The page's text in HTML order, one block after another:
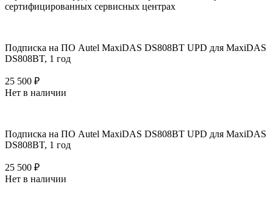
сертифицированных сервисных центрах
Подписка на ПО Autel MaxiDAS DS808BT UPD для MaxiDAS
DS808BT, 1 год
25 500 ₽
Нет в наличии
Подписка на ПО Autel MaxiDAS DS808BT UPD для MaxiDAS
DS808BT, 1 год
25 500 ₽
Нет в наличии